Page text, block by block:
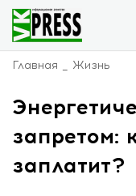
Главная Жизнь
запретом:
заплатит?